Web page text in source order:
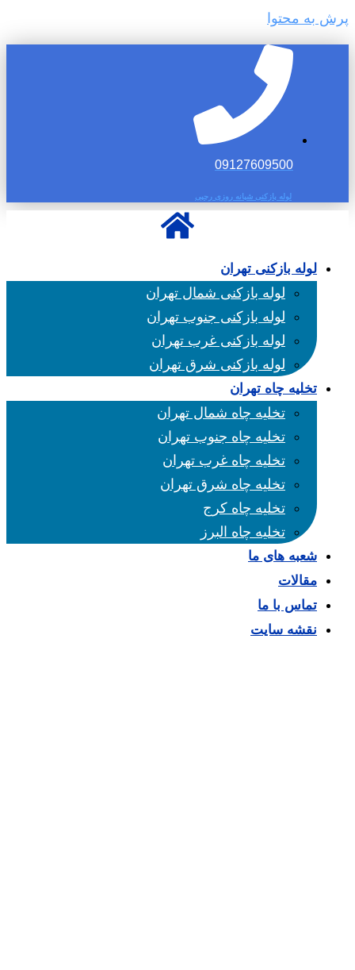
پرش به محتوا
09127609500
لوله بازکنی شبانه روزی رجبی
لوله بازکنی تهران
لوله بازکنی شمال تهران
لوله بازکنی جنوب تهران
لوله بازکنی غرب تهران
لوله بازکنی شرق تهران
تخلیه چاه تهران
تخلیه چاه شمال تهران
تخلیه چاه جنوب تهران
تخلیه چاه غرب تهران
تخلیه چاه شرق تهران
تخلیه چاه کرج
تخلیه چاه البرز
شعبه های ما
مقالات
تماس با ما
نقشه سایت